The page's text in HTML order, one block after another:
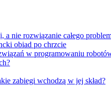
nie rozwiązanie całego
obiad po chrzcie
w programowaniu
zabiegi wchodzą w jej skład?